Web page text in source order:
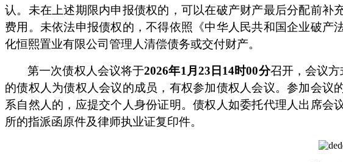
认。未在上述期限内申报债权的，可以在破产财产最后分配前补
费用。未依法申报债权的，不得依照《中华人民共和国企业破产
化恒熙置业有限公司管理人清偿债务或交付财产。
第一次债权人会议将于2026年1 月 23 日 14时00分召开，会议方
的债权人为债权人会议的成员，有权参加债权人会议。参加会
系自然人的，应提交个人身份证明。债权人如委托代理人出席
所的指派函原件及律师执业证复印件。